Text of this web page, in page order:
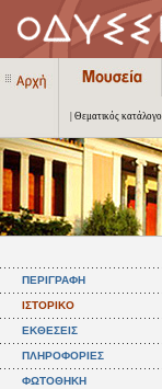
| Θεματικός
ΠΕΡΙΓΡΑΦΗ
ΙΣΤΟΡΙΚΟ
ΕΚΘΕΣΕΙΣ
ΠΛΗΡΟΦΟΡΙΕΣ
ΦΩΤΟΘΗΚΗ